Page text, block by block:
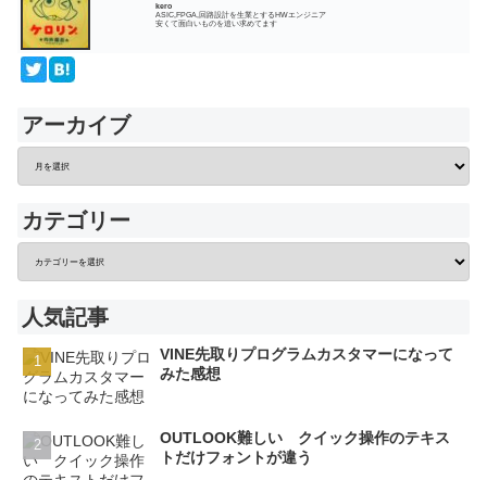
kero
ASIC,FPGA,回路設計を生業とするHWエンジニア
安くて面白いものを追い求めてます
アーカイブ
カテゴリー
人気記事
VINE先取りプログラムカスタマーになって
みた感想
OUTLOOK難しい クイック操作のテキス
トだけフォントが違う